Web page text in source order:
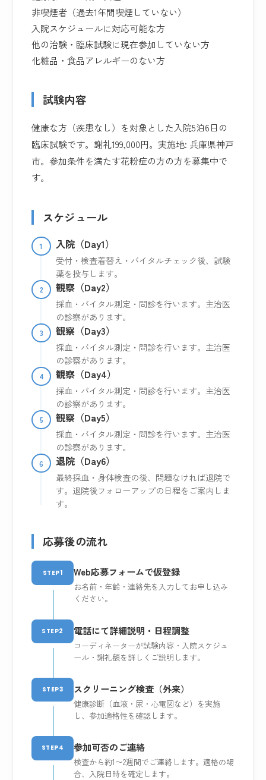
非喫煙者（過去1年間喫煙していない）
入院スケジュールに対応可能な方
他の治験・臨床試験に現在参加していない方
化粧品・食品アレルギーのない方
試験内容
健康な方（疾患なし）を対象とした入院5泊6日の
臨床試験です。謝礼199,000円。実施地: 兵庫県神戸
市。参加条件を満たす花粉症の方の方を募集中で
す。
スケジュール
1 入院（Day1）
受付・検査着替え・バイタルチェック後、試験
薬を投与します。
2 観察（Day2）
採血・バイタル測定・問診を行います。主治医
の診察があります。
3 観察（Day3）
採血・バイタル測定・問診を行います。主治医
の診察があります。
4 観察（Day4）
採血・バイタル測定・問診を行います。主治医
の診察があります。
5 観察（Day5）
採血・バイタル測定・問診を行います。主治医
の診察があります。
6 退院（Day6）
最終採血・身体検査の後、問題なければ退院で
す。退院後フォローアップの日程をご案内しま
す。
応募後の流れ
STEP1 Web応募フォームで仮登録
お名前・年齢・連絡先を入力してお申し込み
ください。
STEP2 電話にて詳細説明・日程調整
コーディネーターが試験内容・入院スケジュ
ール・謝礼額を詳しくご説明します。
STEP3 スクリーニング検査（外来）
健康診断（血液・尿・心電図など）を実施
し、参加適格性を確認します。
STEP4 参加可否のご連絡
検査から約1〜2週間でご連絡します。適格の場
合、入院日時を確定します。